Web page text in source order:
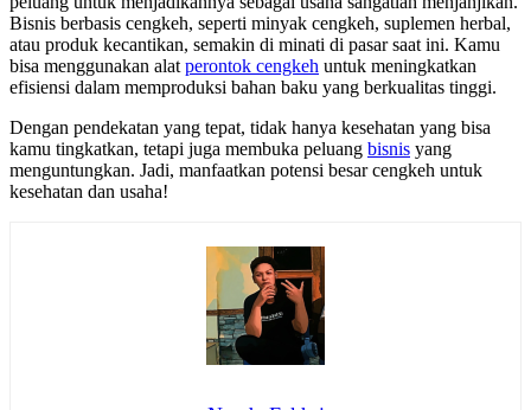
Bisnis berbasis cengkeh, seperti minyak cengkeh, suplemen herbal,
atau produk kecantikan, semakin di minati di pasar saat ini. Kamu
bisa menggunakan alat perontok cengkeh untuk meningkatkan
efisiensi dalam memproduksi bahan baku yang berkualitas tinggi.
Dengan pendekatan yang tepat, tidak hanya kesehatan yang bisa
kamu tingkatkan, tetapi juga membuka peluang bisnis yang
menguntungkan. Jadi, manfaatkan potensi besar cengkeh untuk
kesehatan dan usaha!